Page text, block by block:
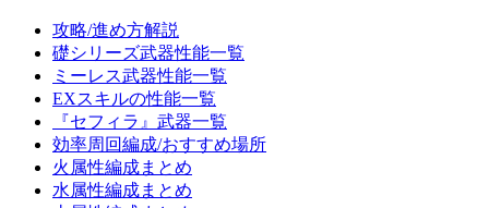
攻略/進め方解説
礎シリーズ武器性能一覧
ミーレス武器性能一覧
EXスキルの性能一覧
『セフィラ』武器一覧
効率周回編成/おすすめ場所
火属性編成まとめ
水属性編成まとめ